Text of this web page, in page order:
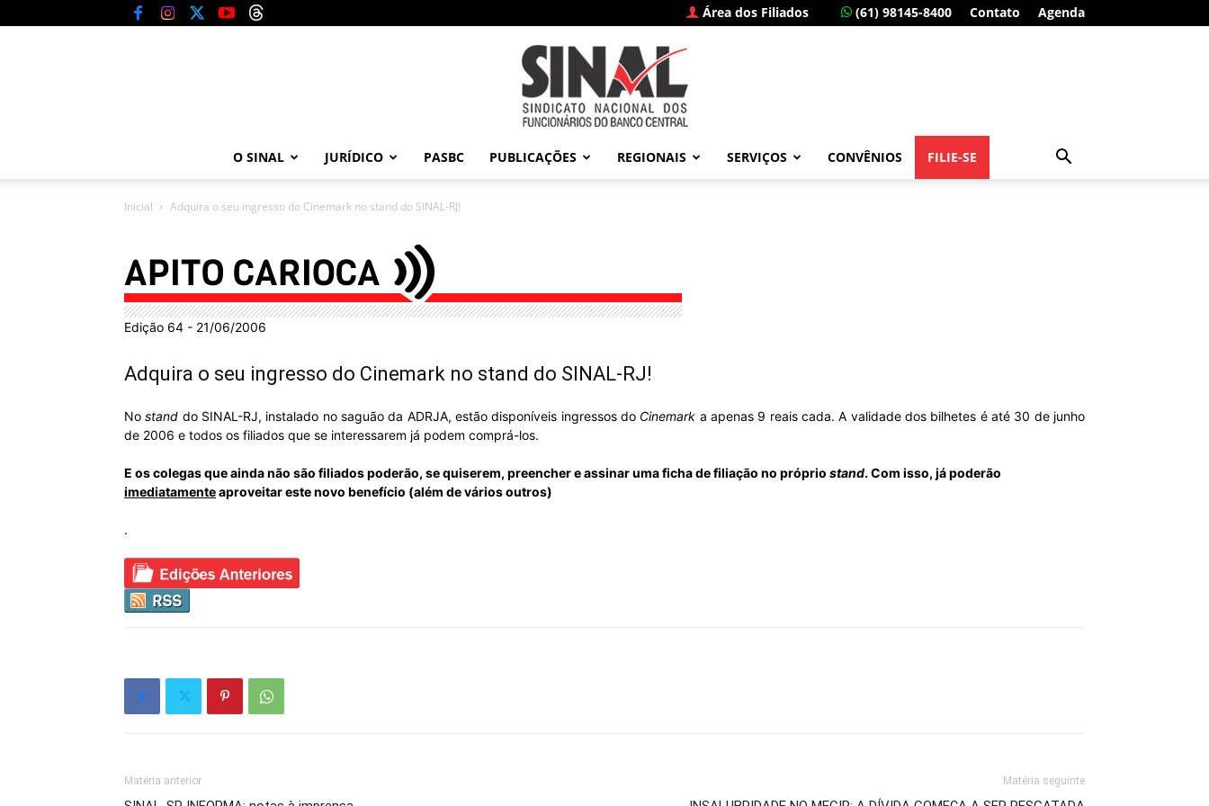
Área dos Filiados (61) 98145-8400 Contato Agenda
–
Sindicato
O SINAL JURÍDICO PASBC PUBLICAÇÕES REGIONAIS SERVIÇOS CONVÊNIOS FILIE-SE
Inicial Adquira o seu ingresso do Cinemark no stand do SINAL-RJ!
Edição 64 - 21/06/2006
Adquira o seu ingresso do Cinemark no stand do SINAL-RJ!
Nostand do SINAL-RJ, instalado no saguão da ADRJA, estão disponíveis ingressos do Cinemark a apenas 9 reais cada. A validade dos bilhetes é até 30 de junho
de 2006 e todos os filiados que se interessarem já podem comprá-los.
E os colegas que ainda não são filiados poderão, se quiserem, preencher e assinar uma ficha de filiação no próprio stand. Com isso, já poderão
imediatamenteaproveitar este novo benefício (além de vários outros)
.
Matéria anterior Matéria seguinte